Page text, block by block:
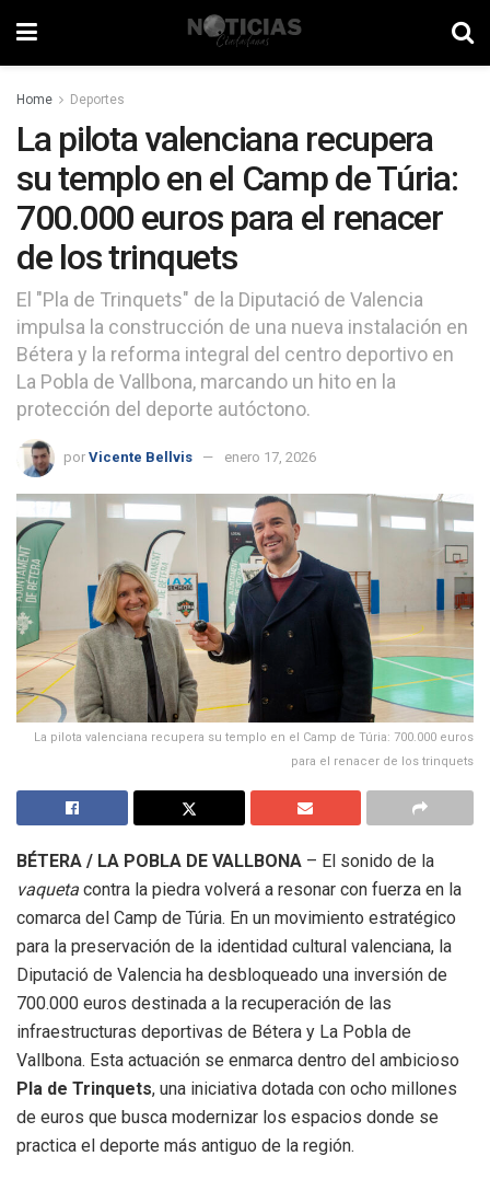
Home Deportes
La pilota valenciana recupera
su templo en el Camp de Túria:
700.000 euros para el renacer
de los trinquets
El "Pla de Trinquets" de la Diputació de Valencia
impulsa la construcción de una nueva instalación en
Bétera y la reforma integral del centro deportivo en
La Pobla de Vallbona, marcando un hito en la
protección del deporte autóctono.
por Vicente Bellvis enero 17, 2026
La pilota valenciana recupera su templo en el Camp de Túria: 700.000 euros
para el renacer de los trinquets
BÉTERA / LA POBLA DE VALLBONA – El sonido de la
vaqueta contra la piedra volverá a resonar con fuerza en la
comarca del Camp de Túria. En un movimiento estratégico
para la preservación de la identidad cultural valenciana, la
Diputació de Valencia ha desbloqueado una inversión de
700.000 euros destinada a la recuperación de las
infraestructuras deportivas de Bétera y La Pobla de
Vallbona. Esta actuación se enmarca dentro del ambicioso
Pla de Trinquets, una iniciativa dotada con ocho millones
de euros que busca modernizar los espacios donde se
practica el deporte más antiguo de la región.